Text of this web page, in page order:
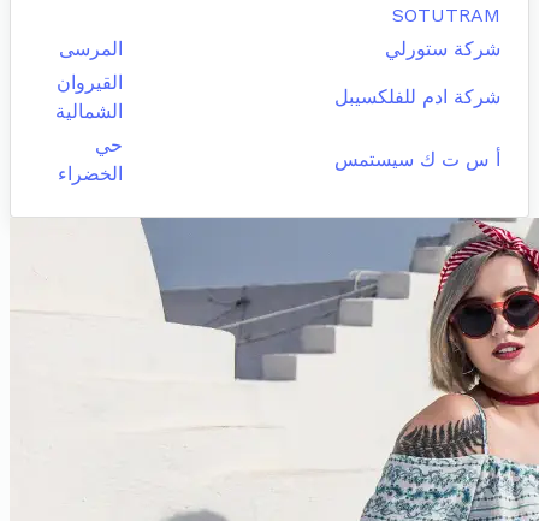
SOTUTRAM
شركة ستورلي المرسى
شركة ادم للفلكسيبل
القيروان
الشمالية
أ س ت ك سيستمس
حي
الخضراء